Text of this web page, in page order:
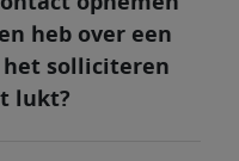
heb over een
het solliciteren
lukt?